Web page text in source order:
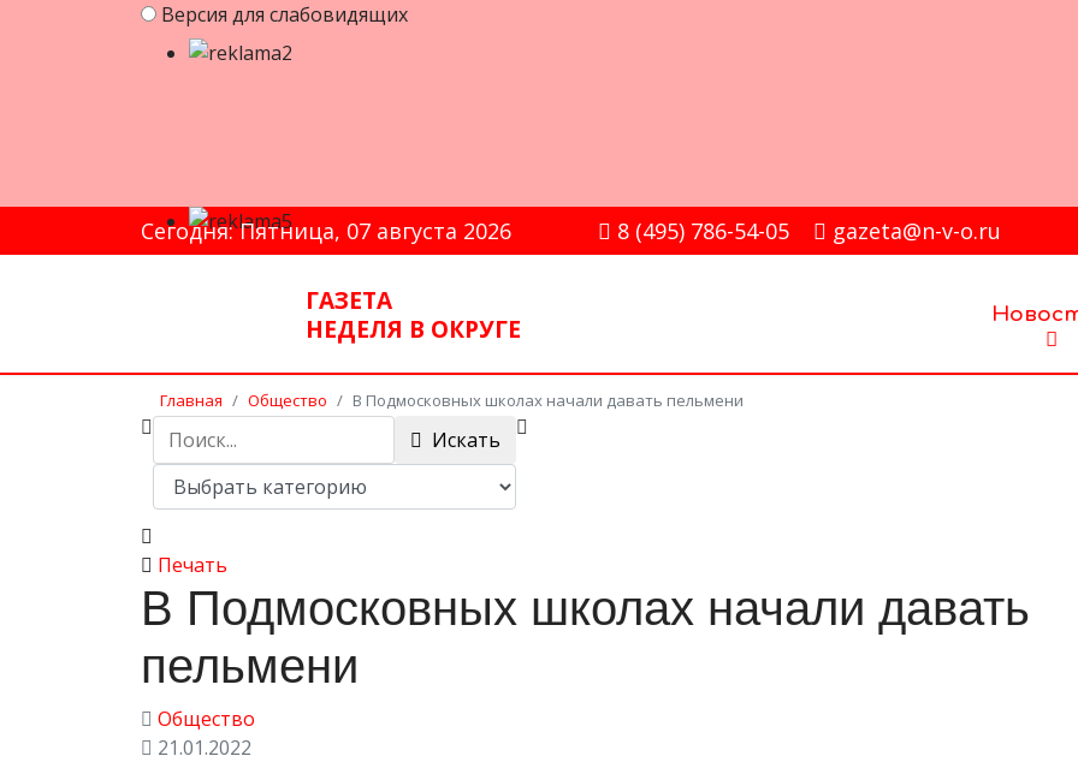
Версия для слабовидящих
Сегодня: Пятница, 07 августа 2026 8 (495) 786-54-05 gazeta@n-v-o.ru
ГАЗЕТА
НЕДЕЛЯ В ОКРУГЕ
Главная Общество В Подмосковных школах начали давать пельмени
Искать
Печать
В Подмосковных школах начали давать
пельмени
Общество
21.01.2022